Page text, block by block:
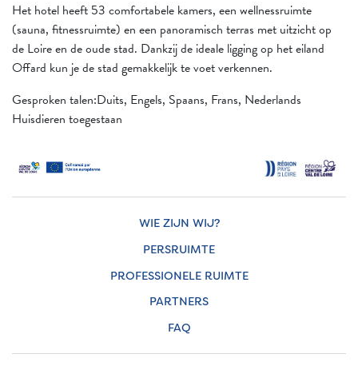
Het hotel heeft 53 comfortabele kamers, een wellnessruimte
(sauna, fitnessruimte) en een panoramisch terras met uitzicht op
de Loire en de oude stad. Dankzij de ideale ligging op het eiland
Offard kun je de stad gemakkelijk te voet verkennen.
Gesproken talen:Duits, Engels, Spaans, Frans, Nederlands
Huisdieren toegestaan
WIE ZIJN WIJ?
PERSRUIMTE
PROFESSIONELE RUIMTE
PARTNERS
FAQ